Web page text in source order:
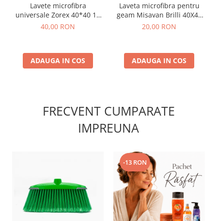
Lavete microfibra
universale Zorex 40*40 10
buc
40,00 RON
ADAUGA IN COS
Laveta microfibra pentru
geam Misavan Brilli 40X40
cm
20,00 RON
ADAUGA IN COS
FRECVENT CUMPARATE
IMPREUNA
-13 RON